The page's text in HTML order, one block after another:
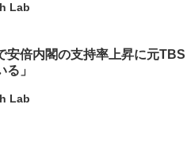
Lab
安倍内閣の支持率上昇に元
」
Lab